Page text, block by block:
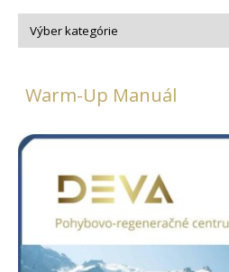
Warm-Up Manuál